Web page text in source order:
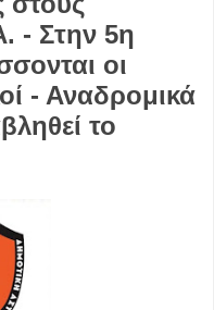
- Στην 5η
οι
- Αναδρομικά
το